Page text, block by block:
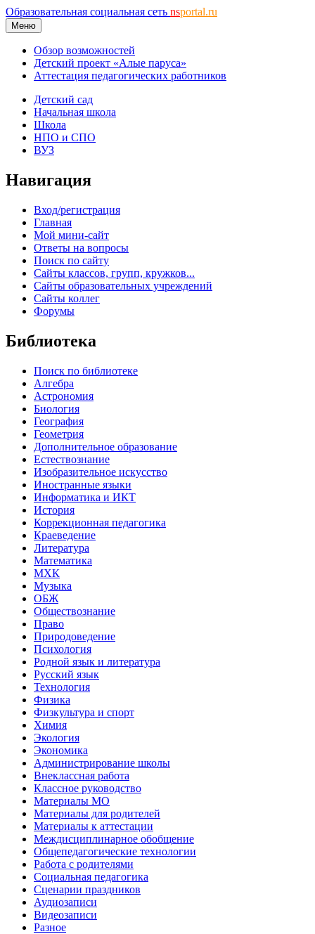
Образовательная социальная сеть nsportal.ru
Меню
Обзор возможностей
Детский проект «Алые паруса»
Аттестация педагогических работников
Детский сад
Начальная школа
Школа
НПО и СПО
ВУЗ
Навигация
Вход/регистрация
Главная
Мой мини-сайт
Ответы на вопросы
Поиск по сайту
Сайты классов, групп, кружков...
Сайты образовательных учреждений
Сайты коллег
Форумы
Библиотека
Поиск по библиотеке
Алгебра
Астрономия
Биология
География
Геометрия
Дополнительное образование
Естествознание
Изобразительное искусство
Иностранные языки
Информатика и ИКТ
История
Коррекционная педагогика
Краеведение
Литература
Математика
МХК
Музыка
ОБЖ
Обществознание
Право
Природоведение
Психология
Родной язык и литература
Русский язык
Технология
Физика
Физкультура и спорт
Химия
Экология
Экономика
Администрирование школы
Внеклассная работа
Классное руководство
Материалы МО
Материалы для родителей
Материалы к аттестации
Междисциплинарное обобщение
Общепедагогические технологии
Работа с родителями
Социальная педагогика
Сценарии праздников
Аудиозаписи
Видеозаписи
Разное